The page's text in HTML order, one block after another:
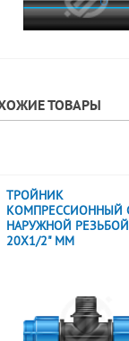
ТОВАРЫ
ТРОЙНИК
КОМПРЕССИОННЫЙ
НАРУЖНОЙ РЕЗЬБОЙ
20X1/2" ММ